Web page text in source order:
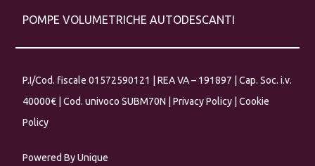
POMPE VOLUMETRICHE AUTODESCANTI
P.I/Cod. fiscale 01572590121 | REA VA – 191897 | Cap. Soc. i.v.
40000€ | Cod. univoco SUBM70N |Privacy Policy |Cookie
Policy
Powered ByUnique